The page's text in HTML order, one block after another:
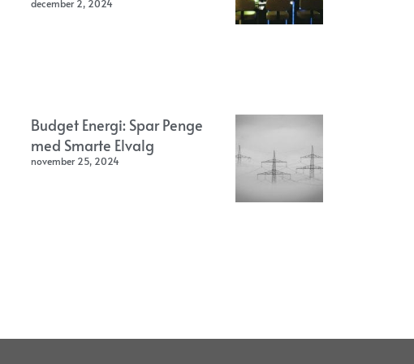
december 2, 2024
Budget Energi: Spar Penge
med Smarte Elvalg
november 25, 2024